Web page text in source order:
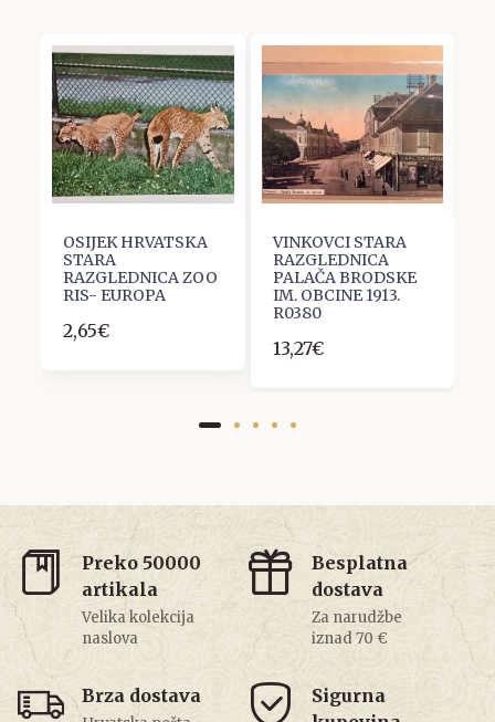
OSIJEK HRVATSKA
STARA
RAZGLEDNICA ZOO
RIS- EUROPA
2,65€
VINKOVCI STARA
RAZGLEDNICA
PALAČA BRODSKE
IM. OBCINE 1913.
R0380
13,27€
Preko 50000
artikala
Velika kolekcija
naslova
Besplatna
dostava
Za narudžbe
iznad 70 €
Brza dostava
Sigurna